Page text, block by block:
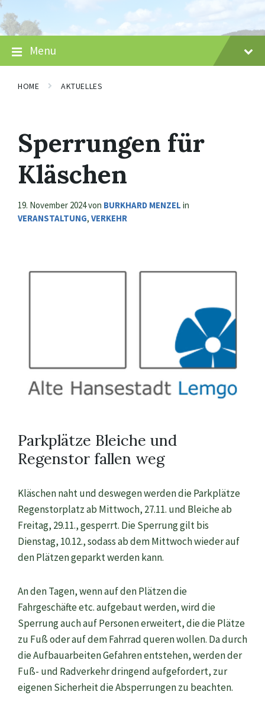
Skip
to
content
Skip
to
main
navigation
Skip
to
footer
Menu
HOME AKTUELLES
Sperrungen für
Kläschen
19. November 2024von BURKHARD MENZEL in
VERANSTALTUNG, VERKEHR
Parkplätze Bleiche und
Regenstor fallen weg
Kläschen naht und deswegen werden die Parkplätze
Regenstorplatz ab Mittwoch, 27.11. und Bleiche ab
Freitag, 29.11., gesperrt. Die Sperrung gilt bis
Dienstag, 10.12., sodass ab dem Mittwoch wieder auf
den Plätzen geparkt werden kann.
An den Tagen, wenn auf den Plätzen die
Fahrgeschäfte etc. aufgebaut werden, wird die
Sperrung auch auf Personen erweitert, die die Plätze
zu Fuß oder auf dem Fahrrad queren wollen. Da durch
die Aufbauarbeiten Gefahren entstehen, werden der
Fuß- und Radverkehr dringend aufgefordert, zur
eigenen Sicherheit die Absperrungen zu beachten.